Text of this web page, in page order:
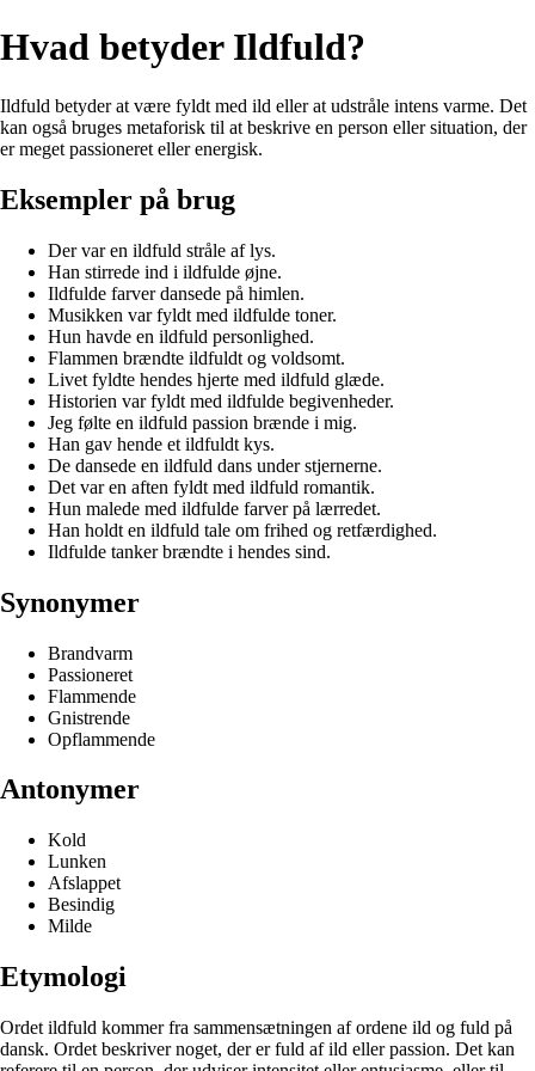
Hvad betyder Ildfuld?
Ildfuld betyder at være fyldt med ild eller at udstråle intens varme. Det
kan også bruges metaforisk til at beskrive en person eller situation, der
er meget passioneret eller energisk.
Eksempler på brug
Der var en ildfuld stråle af lys.
Han stirrede ind i ildfulde øjne.
Ildfulde farver dansede på himlen.
Musikken var fyldt med ildfulde toner.
Hun havde en ildfuld personlighed.
Flammen brændte ildfuldt og voldsomt.
Livet fyldte hendes hjerte med ildfuld glæde.
Historien var fyldt med ildfulde begivenheder.
Jeg følte en ildfuld passion brænde i mig.
Han gav hende et ildfuldt kys.
De dansede en ildfuld dans under stjernerne.
Det var en aften fyldt med ildfuld romantik.
Hun malede med ildfulde farver på lærredet.
Han holdt en ildfuld tale om frihed og retfærdighed.
Ildfulde tanker brændte i hendes sind.
Synonymer
Brandvarm
Passioneret
Flammende
Gnistrende
Opflammende
Antonymer
Kold
Lunken
Afslappet
Besindig
Milde
Etymologi
Ordet ildfuld kommer fra sammensætningen af ordene ild og fuld på
dansk. Ordet beskriver noget, der er fuld af ild eller passion. Det kan